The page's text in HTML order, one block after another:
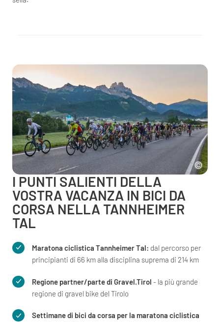
I PUNTI SALIENTI DELLA
VOSTRA VACANZA IN BICI DA
CORSA NELLA TANNHEIMER
TAL
Maratona ciclistica Tannheimer Tal: dal percorso per
principianti di 66 km alla disciplina suprema di 214 km
Regione partner/parte di Gravel.Tirol - la più grande
regione di gravel bike del Tirolo
Settimane di bici da corsa per la maratona ciclistica